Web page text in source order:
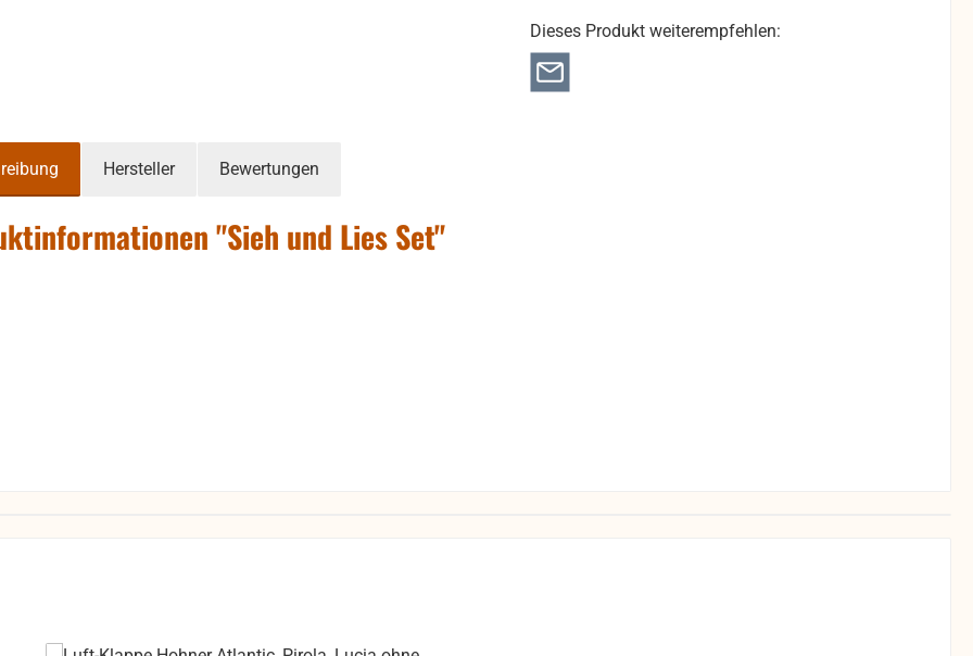
Dieses Produkt weiterempfehlen:
Hersteller Bewertungen
"Sieh und Lies Set"